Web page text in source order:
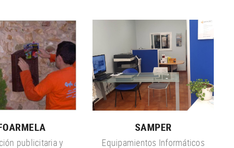
publicitaria y
SAMPER
Equipamientos Informáticos